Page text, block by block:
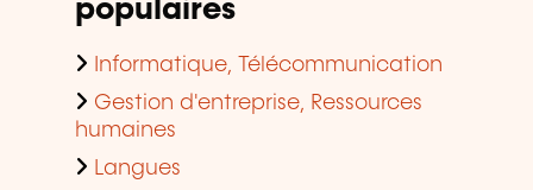
populaires
Informatique, Télécommunication
Gestion d'entreprise, Ressources
humaines
Langues